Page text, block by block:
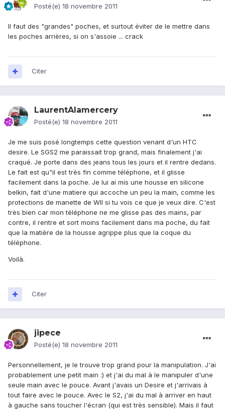
Posté(e) 18 novembre 2011
Il faut des "grandes" poches, et surtout éviter de le mettre dans
les poches arrières, si on s'assoie ... crack
Citer
LaurentAlamercery
Posté(e) 18 novembre 2011
Je me suis posé longtemps cette question venant d'un HTC
desire. Le SGS2 me paraissait trop grand, mais finalement j'ai
craqué. Je porte dans des jeans tous les jours et il rentre dedans.
Le fait est qu"il est très fin comme téléphone, et il glisse
facilement dans la poche. Je lui ai mis une housse en silicone
belkin, fait d'une matiere qui accoche un peu la main, comme les
protections de manette de WII si tu vois ce que je veux dire. C'est
très bien car mon téléphone ne me glisse pas des mains, par
contre, il rentre et sort moins facilement dans ma poche, du fait
que la matière de la housse agrippe plus que la coque du
téléphone.
Voilà.
Citer
jipece
Posté(e) 18 novembre 2011
Personnellement, je le trouve trop grand pour la manipulation. J'ai
probablement une petit main :) et j'ai du mal à le manipuler d'une
seule main avec le pouce. Avant j'avais un Desire et j'arrivais à
tout faire avec le pouce. Avec le S2, j'ai du mal à arriver en haut
à gauche sans toucher l'écran (qui est très sensible). Mais il faut